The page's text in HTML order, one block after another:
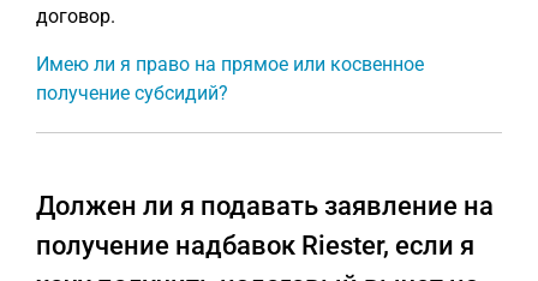
договор.
Имею ли я право на прямое или косвенное
получение субсидий?
Должен ли я подавать заявление на
получение надбавок Riester, если я